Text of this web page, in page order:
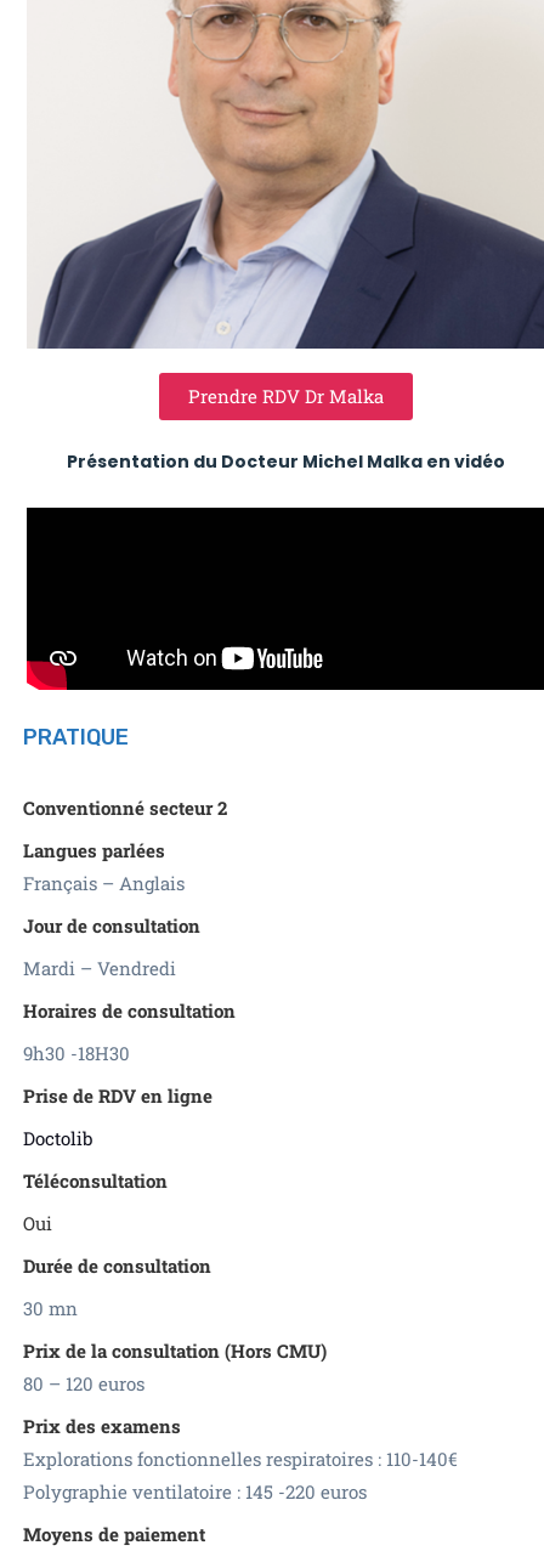
Prendre RDV Dr Malka
Présentation du Docteur Michel Malka en vidéo
PRATIQUE
Conventionné secteur 2
Langues parlées
Français – Anglais
Jour de consultation
Mardi – Vendredi
Horaires de consultation
9h30 -18H30
Prise de RDV en ligne
Doctolib
Téléconsultation
Oui
Durée de consultation
30 mn
Prix de la consultation (Hors CMU)
80 – 120 euros
Prix des examens
Explorations fonctionnelles respiratoires : 110-140€
Polygraphie ventilatoire : 145 -220 euros
Moyens de paiement